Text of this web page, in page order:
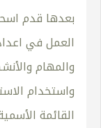
بعدها قدم
العمل في
والمهام
واستخدام
القائمة